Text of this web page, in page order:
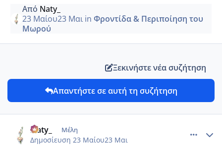
Από Naty_
23 Μαίου23 Μαιin Φροντίδα & Περιποίηση του
Μωρού
Ξεκινήστε νέα συζήτηση
Απαντήστε σε αυτή τη συζήτηση
Naty_ Μέλη
Δημοσίευση 23 Μαίου23 Μαι